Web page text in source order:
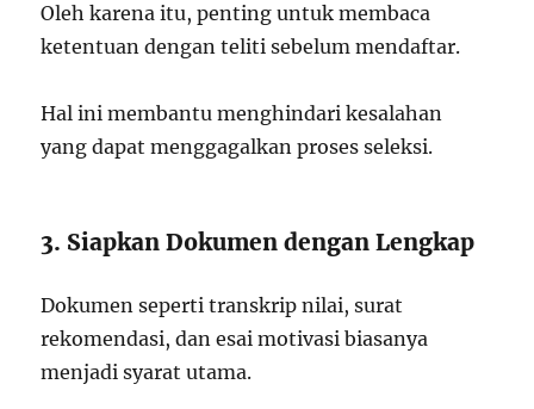
Oleh karena itu, penting untuk membaca
ketentuan dengan teliti sebelum mendaftar.
Hal ini membantu menghindari kesalahan
yang dapat menggagalkan proses seleksi.
3. Siapkan Dokumen dengan Lengkap
Dokumen seperti transkrip nilai, surat
rekomendasi, dan esai motivasi biasanya
menjadi syarat utama.